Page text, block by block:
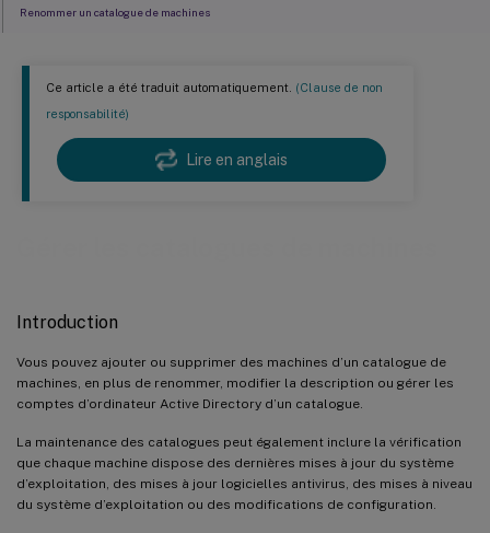
Ce article a été traduit automatiquement. (Clause de non
responsabilité)
Lire en anglais
Introduction
Vous pouvez ajouter ou supprimer des machines d’un catalogue de
machines, en plus de renommer, modifier la description ou gérer les
comptes d’ordinateur Active Directory d’un catalogue.
La maintenance des catalogues peut également inclure la vérification
que chaque machine dispose des dernières mises à jour du système
d’exploitation, des mises à jour logicielles antivirus, des mises à niveau
du système d’exploitation ou des modifications de configuration.
Renommer un catalogue de machines
Gérer les comptes d’ordinateur Active Directory dans un catalogue de machines
Mettre à jour un catalogue de machines
Mettre à niveau un catalogue de machines ou annuler une mise à niveau